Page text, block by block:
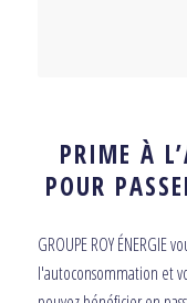
PRIME À
POUR
GROUPE ROY
l'autoconsommation et